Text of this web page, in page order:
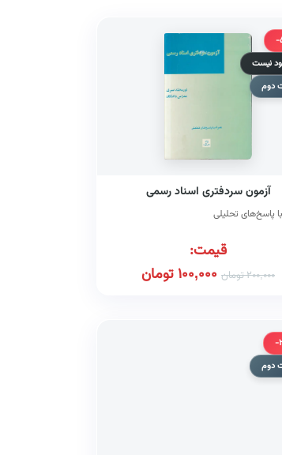
-
نیست
دوم
آزمون سردفتری اسناد رسمی
پاسخ‌های تحلیلی
قیمت:
200,000تومان 100,000تومان
-
دوم